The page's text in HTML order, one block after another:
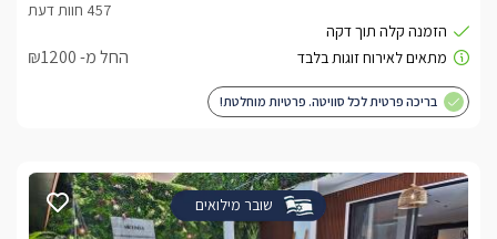
החל מ- ₪1200
בריכה פרטית לכל סוויטה. פרטיות מוחלטת!
שובר מילואים